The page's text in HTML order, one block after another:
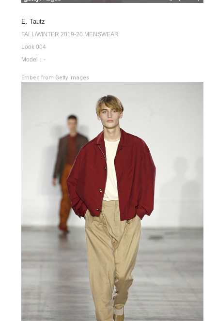
E. Tautz
FALL/WINTER 2019-20 MENSWEAR
Look 004
Model：-
Embed from Getty Images